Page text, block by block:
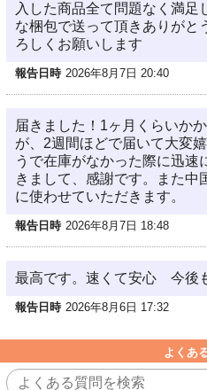
入した商品全て問題なく満足
な梱包で送って頂きありがと
ろしくお願いします
報告日時 2026年8月7日 20:40
届きました！1ヶ月くらいか
が、2週間ほどで届いて大変
うで在庫がなかった際に迅速
きまして、感謝です。また中
に使わせていただきます。
報告日時 2026年8月7日 18:48
最高です。速くて安心 今後
報告日時 2026年8月6日 17:32
よくあ